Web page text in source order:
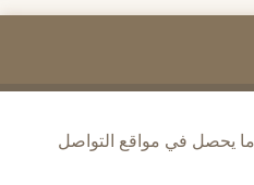
يحصل في مواقع التواصل